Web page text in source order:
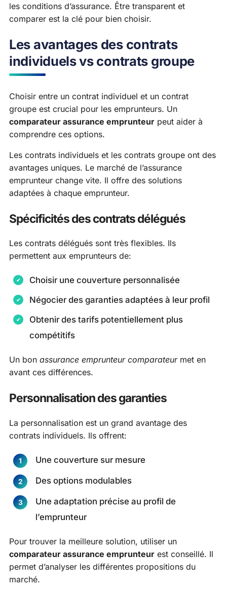
les conditions d’assurance. Être transparent et
comparer est la clé pour bien choisir.
Les avantages des contrats
individuels vs contrats groupe
Choisir entre un contrat individuel et un contrat
groupe est crucial pour les emprunteurs. Un
comparateur assurance emprunteur peut aider à
comprendre ces options.
Les contrats individuels et les contrats groupe ont des
avantages uniques. Le marché de l’assurance
emprunteur change vite. Il offre des solutions
adaptées à chaque emprunteur.
Spécificités des contrats délégués
Les contrats délégués sont très flexibles. Ils
permettent aux emprunteurs de:
Choisir une couverture personnalisée
Négocier des garanties adaptées à leur profil
Obtenir des tarifs potentiellement plus
compétitifs
Un bon assurance emprunteur comparateurmet en
avant ces différences.
Personnalisation des garanties
La personnalisation est un grand avantage des
contrats individuels. Ils offrent:
Une couverture sur mesure
Des options modulables
Une adaptation précise au profil de
l’emprunteur
Pour trouver la meilleure solution, utiliser un
comparateur assurance emprunteur est conseillé. Il
permet d’analyser les différentes propositions du
marché.